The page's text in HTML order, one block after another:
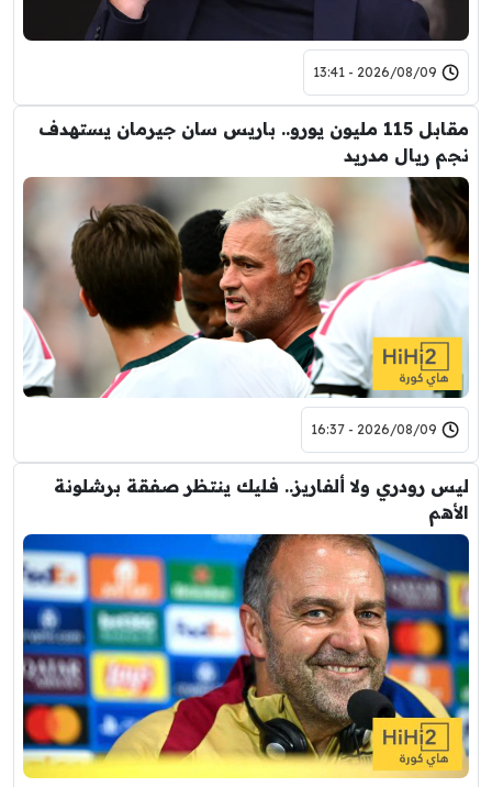
2026/08/09 - 13:41
مقابل 115 مليون يورو.. باريس سان جيرمان يستهدف
نجم ريال مدريد
2026/08/09 - 16:37
ليس رودري ولا ألفاريز.. فليك ينتظر صفقة برشلونة
الأهم